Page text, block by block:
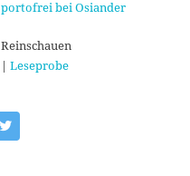
portofrei bei Osiander
Reinschauen
| Leseprobe